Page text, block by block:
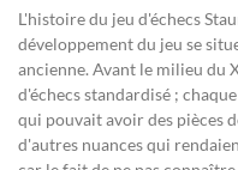
L'histoire du jeu d'échecs
développement du jeu se
ancienne. Avant le milieu du
d'échecs standardisé ;
qui pouvait avoir des pièces
d'autres nuances qui